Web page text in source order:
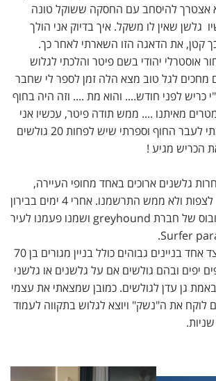
אצטרך להיסחב עם החסקה ששוקל טונה
גלשן שאין לו משקל. איך בדיוק אני הולך
קטן, את הדאגה הזו השארתי לאחר כך.
אוסטרלי יהודי בשם פיטר והלכתי לגלוש
מחכים לגל טוב מצא הלה זמן לספר לי שחבר
כריש לפני חודש.... והוא מת .... וזה היה בחוף
מאיתנו .... ממש תודה פיטר, עכשיו אני
רגוע. פשוט התקדמתי לעבר החוף וספרתי שיש לפחות 20 גולשים
הכריש מגיע !
גלשנים ארוכים באחד מחופי העיירה,
נסענו עם האופניים לצפות ולא ממש התרשמנו. אחרי 4 ימים בבירון
עלינו שוב על האוטובוס של חברת greyhound ושמנו פעמנו לעיר
אהבתי את העיר, מצד אחד בניינים גבוהים כולל בניין מגורים בן 70
יפים ובהם גולשים אם על גלשנים או גלשני
באמת גן עדן לגולשים. כמובן שמצאתי את עצמי
לוקח את ה"נשק" ויוצא לגלוש בתקווה לעמוד